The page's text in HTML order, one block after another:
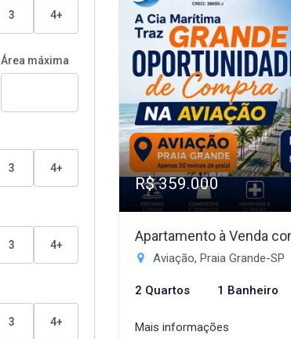
3 4+
Área máxima
3 4+
3 4+
3 4+
R$ 359.000
Apartamento à Venda
Aviação, Praia Grande-SP
2 Quartos 1 Banheiro
Mais informações